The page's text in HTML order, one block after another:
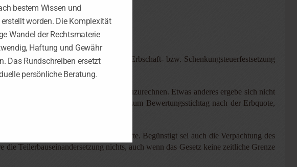
Grundbesitzwerte seien für die Erbschaft- bzw. Schenkungsteuerfestsetzung
Grundbesitzwerte zu überprüfen.
jeweils hälftig das Vermögen zuzurechnen. Etwas anderes ergebe sich nicht
des begünstigten Gegenstands zum Bewertungsstichtag nach der Erbquote,
Vermögen weiterhin bewirtschafte. Begünstigt sei auch die Verpachtung des
Teilerbauseinandersetzung nichts, auch wenn das Gesetz keine zeitliche Grenze
bestem Wissen und
worden. Die Komplexität
Wandel der Rechtsmaterie
Haftung und Gewähr
Das Rundschreiben ersetzt
persönliche Beratung.